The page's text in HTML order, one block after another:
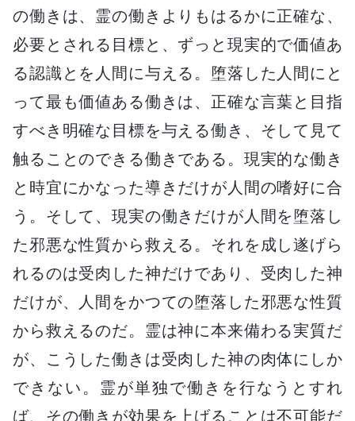
の働きは、霊の働きよりもはるかに正確な、
必要とされる目標と、ずっと現実的で価値あ
る認識とを人間に与える。堕落した人間にと
って最も価値ある働きは、正確な言葉と目指
すべき明確な目標を与える働き、そして見て
触ることのできる働きである。現実的な働き
と時宜にかなった導きだけが人間の嗜好に合
う。そして、現実の働きだけが人間を堕落し
た邪悪な性質から救える。それを成し遂げら
れるのは受肉した神だけであり、受肉した神
だけが、人間をかつての堕落した邪悪な性質
から救えるのだ。霊は神に本来備わる実質だ
が、こうした働きは受肉した神の肉体にしか
できない。霊が単独で働きを行なうとすれ
ば、その働きが効果を上げることは不可能だ